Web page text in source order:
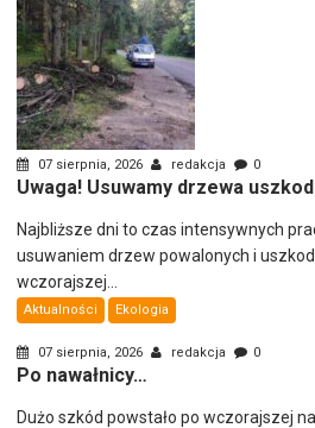
07 sierpnia, 2026 redakcja 0
Uwaga! Usuwamy drzewa
Najbliższe dni to czas intensywnych
usuwaniem drzew powalonych i
wczorajszej...
Aktualności Ekologia
07 sierpnia, 2026 redakcja 0
Po nawałnicy…
Dużo szkód powstało po wczorajszej